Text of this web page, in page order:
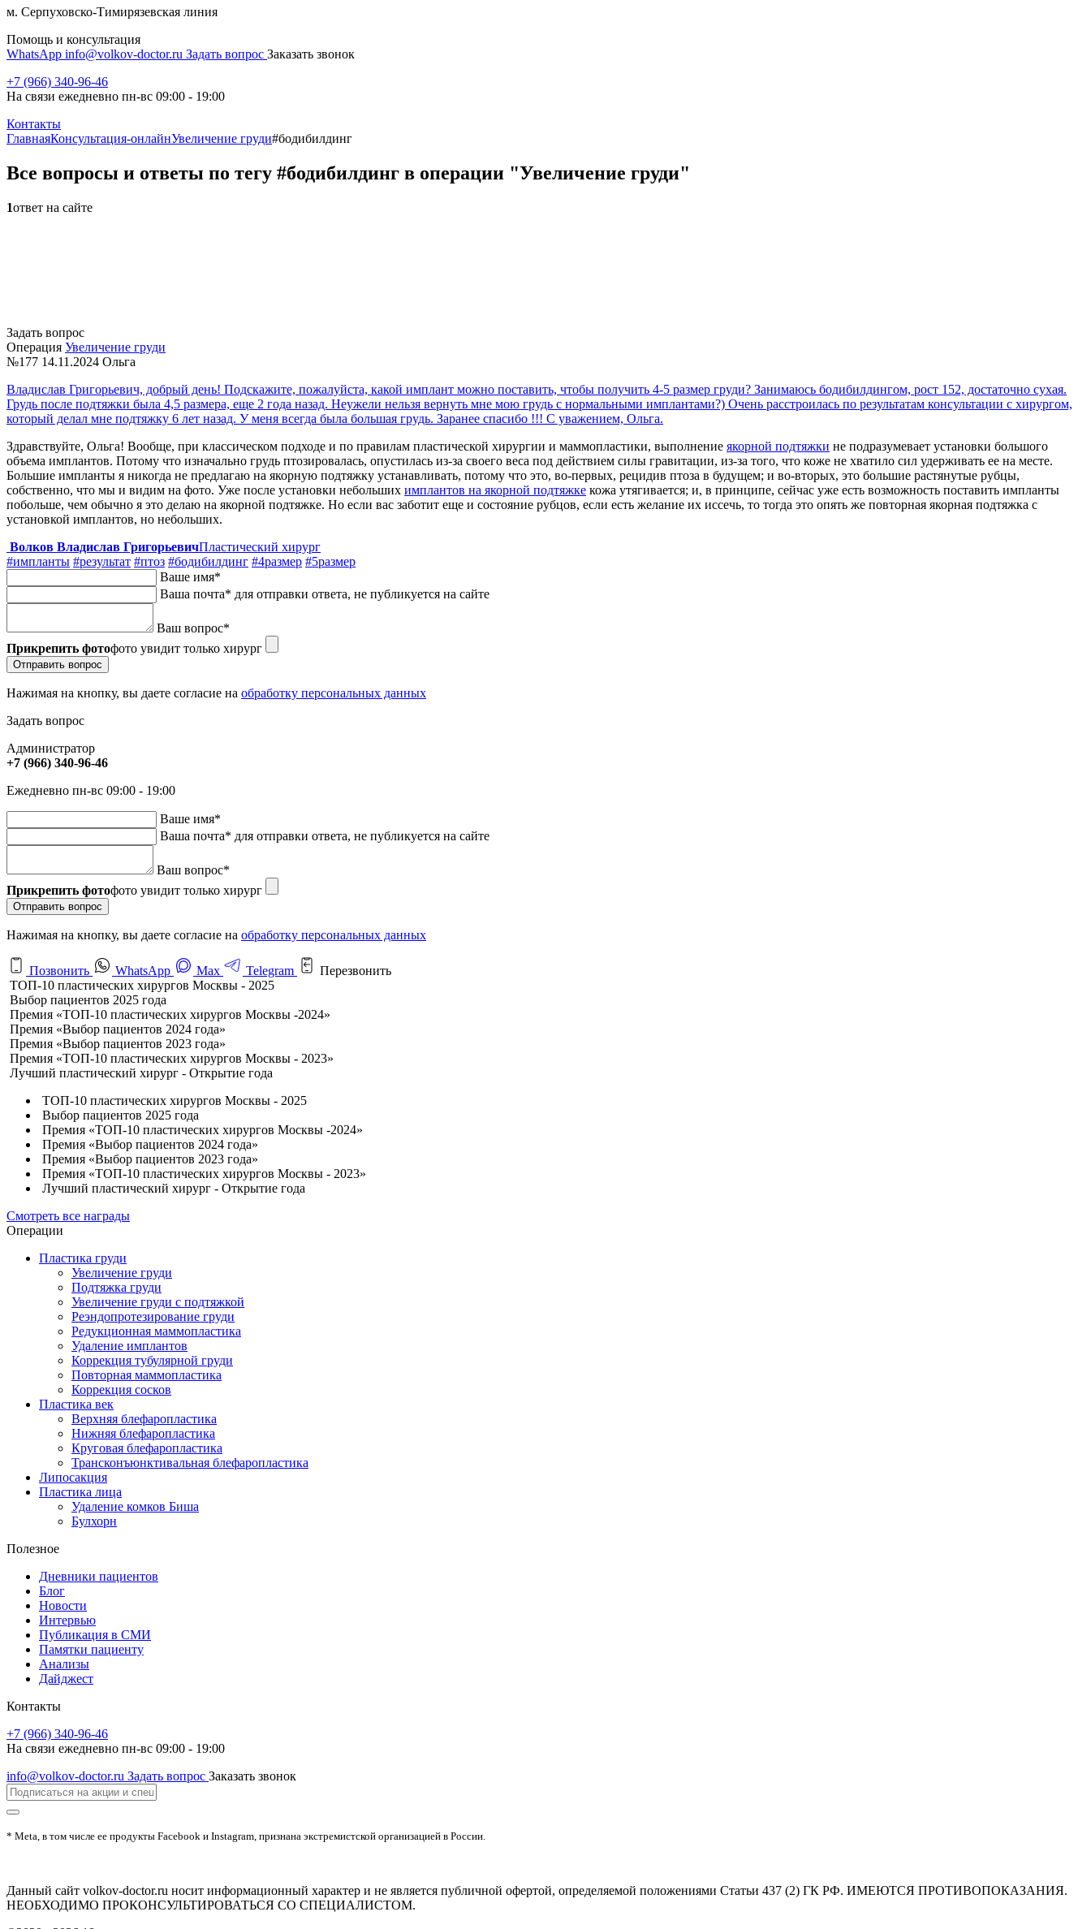
м. Серпуховско-Тимирязевская линия
Помощь и консультация
WhatsApp info@volkov-doctor.ru Задать вопрос Заказать звонок
+7 (966) 340-96-46
На связи ежедневно пн-вс 09:00 - 19:00
Контакты
ГлавнаяКонсультация-онлайнУвеличение груди#бодибилдинг
Все вопросы и ответы по тегу #бодибилдинг в операции "Увеличение груди"
1ответ на сайте
Задать вопрос
Операция Увеличение груди
№177 14.11.2024 Ольга
Владислав Григорьевич, добрый день! Подскажите, пожалуйста, какой имплант можно поставить, чтобы получить 4-5 размер груди? Занимаюсь бодибилдингом, рост 152, достаточно сухая.
Грудь после подтяжки была 4,5 размера, еще 2 года назад. Неужели нельзя вернуть мне мою грудь с нормальными имплантами?) Очень расстроилась по результатам консультации с хирургом,
который делал мне подтяжку 6 лет назад. У меня всегда была большая грудь. Заранее спасибо !!! С уважением, Ольга.
Здравствуйте, Ольга! Вообще, при классическом подходе и по правилам пластической хирургии и маммопластики, выполнение якорной подтяжки не подразумевает установки большого
объема имплантов. Потому что изначально грудь птозировалась, опустилась из-за своего веса под действием силы гравитации, из-за того, что коже не хватило сил удерживать ее на месте.
Большие импланты я никогда не предлагаю на якорную подтяжку устанавливать, потому что это, во-первых, рецидив птоза в будущем; и во-вторых, это большие растянутые рубцы,
собственно, что мы и видим на фото. Уже после установки небольших имплантов на якорной подтяжке кожа утягивается; и, в принципе, сейчас уже есть возможность поставить импланты
побольше, чем обычно я это делаю на якорной подтяжке. Но если вас заботит еще и состояние рубцов, если есть желание их иссечь, то тогда это опять же повторная якорная подтяжка с
установкой имплантов, но небольших.
Волков Владислав ГригорьевичПластический хирург
#импланты #результат #птоз #бодибилдинг #4размер #5размер
Ваше имя*
Ваша почта* для отправки ответа, не публикуется на сайте
Ваш вопрос*
Прикрепить фотофото увидит только хирург
Отправить вопрос
Нажимая на кнопку, вы даете согласие на обработку персональных данных
Задать вопрос
Администратор
+7 (966) 340-96-46
Ежедневно пн-вс 09:00 - 19:00
Ваше имя*
Ваша почта* для отправки ответа, не публикуется на сайте
Ваш вопрос*
Прикрепить фотофото увидит только хирург
Отправить вопрос
Нажимая на кнопку, вы даете согласие на обработку персональных данных
Позвонить WhatsApp Max Telegram
Перезвонить
ТОП-10 пластических хирургов Москвы - 2025
Выбор пациентов 2025 года
Премия «ТОП-10 пластических хирургов Москвы -2024»
Премия «Выбор пациентов 2024 года»
Премия «Выбор пациентов 2023 года»
Премия «ТОП-10 пластических хирургов Москвы - 2023»
Лучший пластический хирург - Открытие года
ТОП-10 пластических хирургов Москвы - 2025
Выбор пациентов 2025 года
Премия «ТОП-10 пластических хирургов Москвы -2024»
Премия «Выбор пациентов 2024 года»
Премия «Выбор пациентов 2023 года»
Премия «ТОП-10 пластических хирургов Москвы - 2023»
Лучший пластический хирург - Открытие года
Смотреть все награды
Операции
Пластика груди
Увеличение груди
Подтяжка груди
Увеличение груди с подтяжкой
Реэндопротезирование груди
Редукционная маммопластика
Удаление имплантов
Коррекция тубулярной груди
Повторная маммопластика
Коррекция сосков
Пластика век
Верхняя блефаропластика
Нижняя блефаропластика
Круговая блефаропластика
Трансконъюнктивальная блефаропластика
Липосакция
Пластика лица
Удаление комков Биша
Булхорн
Полезное
Дневники пациентов
Блог
Новости
Интервью
Публикация в СМИ
Памятки пациенту
Анализы
Дайджест
Контакты
+7 (966) 340-96-46
На связи ежедневно пн-вс 09:00 - 19:00
info@volkov-doctor.ru Задать вопрос Заказать звонок
* Meta, в том числе ее продукты Facebook и Instagram, признана экстремистской организацией в России.
Данный сайт volkov-doctor.ru носит информационный характер и не является публичной офертой, определяемой положениями Статьи 437 (2) ГК РФ. ИМЕЮТСЯ ПРОТИВОПОКАЗАНИЯ.
НЕОБХОДИМО ПРОКОНСУЛЬТИРОВАТЬСЯ СО СПЕЦИАЛИСТОМ.